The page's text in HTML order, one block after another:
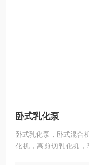
卧式乳化泵
卧式乳化泵，卧式混合
化机，高剪切乳化机，